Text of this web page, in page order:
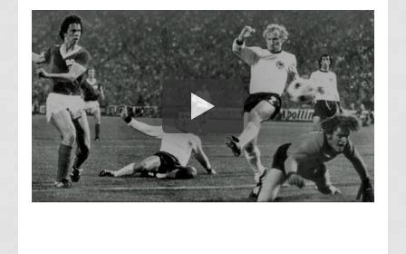
Legenden
Triple-
Sieger
Liste
UEFA